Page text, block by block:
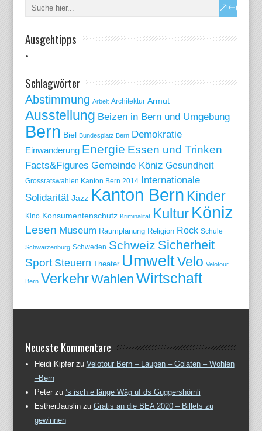
Ausgehtipps
Schlagwörter
Abstimmung Arbeit Architektur Armut
Ausstellung Beizen in Bern und Umgebung
Bern Biel Bundesplatz Bern Demokratie
Einwanderung Energie Essen und Trinken
Facts&Figures Gemeinde Köniz Gesundheit
Grossratswahlen Kanton Bern 2014
Internationale
Solidarität Jazz Kanton Bern Kinder
Kino Konsumentenschutz Kriminalität Kultur Köniz
Lesen Museum Raumplanung Religion Rock Schule
Schwarzenburg Schweden Schweiz Sicherheit
Sport Steuern Theater UmweltVelo Velotour
Bern VerkehrWahlen Wirtschaft
Neueste Kommentare
Heidi Kipferzu Velotour Bern – Laupen – Golaten – Wohlen
–Bern
Peterzu ’s isch e länge Wäg uf ds Guggershörnli
EstherJauslinzu Gratis an die BEA 2020 – Billets zu
gewinnen